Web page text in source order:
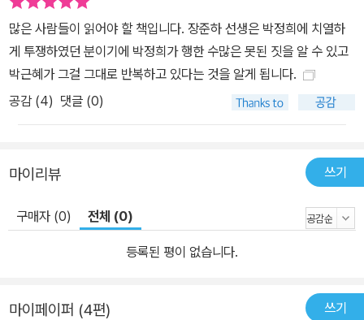
많은 사람들이 읽어야 할 책입니다. 장준하 선생은 박정희에 치열하
게 투쟁하였던 분이기에 박정희가 행한 수많은 못된 짓을 알 수 있고
박근혜가 그걸 그대로 반복하고 있다는 것을 알게 됩니다.
공감 (4) 댓글 (0)
마이리뷰 쓰기
구매자 (0) 전체 (0)
등록된 평이 없습니다.
마이페이퍼 (4편) 쓰기